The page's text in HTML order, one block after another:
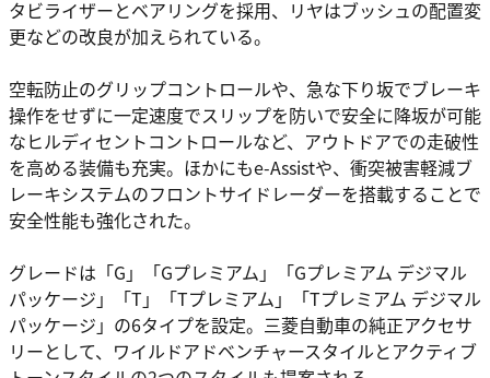
タビライザーとベアリングを採用、リヤはブッシュの配置変
更などの改良が加えられている。
空転防止のグリップコントロールや、急な下り坂でブレーキ
操作をせずに一定速度でスリップを防いで安全に降坂が可能
なヒルディセントコントロールなど、アウトドアでの走破性
を高める装備も充実。ほかにもe-Assistや、衝突被害軽減ブ
レーキシステムのフロントサイドレーダーを搭載することで
安全性能も強化された。
グレードは「G」「Gプレミアム」「Gプレミアム デジマル
パッケージ」「T」「Tプレミアム」「Tプレミアム デジマル
パッケージ」の6タイプを設定。三菱自動車の純正アクセサ
リーとして、ワイルドアドベンチャースタイルとアクティブ